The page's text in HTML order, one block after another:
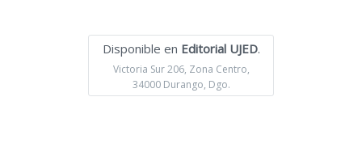
Disponible en Editorial UJED.
Victoria Sur 206, Zona Centro,
34000 Durango, Dgo.